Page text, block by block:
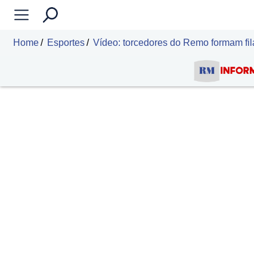
Home Esportes Vídeo: torcedores do Remo formam